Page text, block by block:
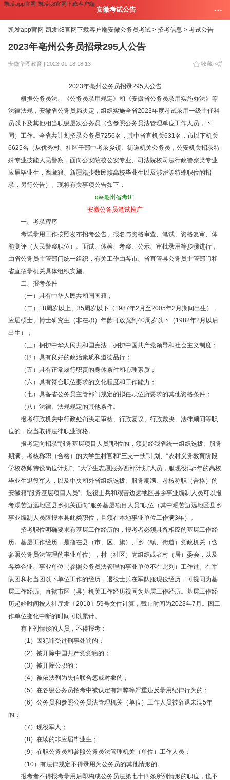
凯发app官网-凯发k8官网下载客户端
安徽考试公告
凯发app官网-凯发k8官网下载客户端安徽公务员考试 > 招考信息 > 考试公告
2023年亳州公务员招录295人公告
安徽华图教育 | 2023-01-18 18:13 收藏
2023年亳州公务员招录295人公告
根据公务员法、《公务员录用规定》和《安徽省公务员录用实施办法》等
法律法规，安徽省公务员局决定，组织实施全省2023年度考试录用一级主任科
员以下及其他相当职级层次公务员（含参照公务员法管理单位工作人员，下
同）工作。全省共计划招录公务员7256名，其中省直机关631名，市以下机关
6625名（从优秀村、社区干部中考录乡镇、街道机关公务员，公安机关招录特
殊专业技能人民警察，面向公安院校公安专业、司法院校司法行政警察类专业
应届毕业生，西藏籍、新疆籍少数民族高校毕业生以及涉密等特殊职位的招
录，另行公告）。现将有关事项公告如下：
qw亳州省考01
安徽公务员笔试推广
一、考录程序
考试录用工作按照发布招考公告、报名与资格审查、笔试、资格复审、体
能测评（人民警察职位）、面试、体检、考察、公示、审批录用等步骤进行，
由省公务员主管部门统一组织，有关工作由各市、省直管县公务员主管部门和
省直招录机关具体组织实施。
二、报考条件
（一）具有中华人民共和国国籍；
（二）18周岁以上、35周岁以下（1987年2月至2005年2月期间出生），
应届硕士、博士研究生（非在职）年龄可放宽到40周岁以下（1982年2月以后
出生）；
（三）拥护中华人民共和国宪法，拥护中国共产党领导和社会主义制度；
（四）具有良好的政治素质和道德品行；
（五）具有正常履行职责的身体条件和心理素质；
（六）具有符合职位要求的文化程度和工作能力；
（七）具备省公务员主管部门规定的拟任职位所要求的其他资格条件；
（八）法律、法规规定的其他条件。
报考行政机关中行政处罚决定审核、行政复议、行政裁决、法律顾问等职
位的，应当取得法律职业资格。
报考定向招录“服务基层项目人员”职位的，须是经我省统一组织选拔、服务
期满、考核称职（合格）的大学生村官和“三支一扶”计划、“农村义务教育阶段
学校教师特设岗位计划”、“大学生志愿服务西部计划”人员，服现役满5年的高校
毕业生退役军人，以及中央和外省组织选拔、服务期满、考核称职（合格）的
安徽籍“服务基层项目人员”。退役士兵和艰苦边远地区县乡事业编制人员可以报
考艰苦边远地区县乡机关面向“服务基层项目人员”职位（其中艰苦边远地区县乡
事业编制人员限报本县此类职位，且须在本地事业单位工作满3年）。
招考职位明确要求有基层工作经历的，报考者必须具备相应的基层工作经
历。基层工作经历，是指在县（市、区、旗）、乡（镇、街道）党政机关（含
参照公务员法管理的事业单位），村（社区）党组织或者村（居）委会，以及
各类企业、事业单位（参照公务员法管理的事业单位不在此列）工作过。在军
队团和相当团以下单位工作的经历，退役士兵在军队服现役经历，可视同为基
层工作经历。直辖市区（县）机关工作经历视同为基层工作经历。基层工作经
历起始时间按人社厅发〔2010〕59号文件计算，截止时间为2023年7月。因工
作单位变化中断的时间可以累计。
有下列情形的人员，不得报考：
（1）因犯罪受过刑事处罚的；
（2）被开除中国共产党党籍的；
（3）被开除公职的；
（4）被依法列为失信联合惩戒对象的；
（5）在各级公务员招考中被认定有舞弊等严重违反录用纪律行为的；
（6）公务员和参照公务员法管理机关（单位）工作人员被辞退未满5年
的；
（7）现役军人；
（8）在读的非应届毕业生；
（9）在职公务员和参照公务员法管理机关（单位）工作人员；
（10）有法律规定不得录用为公务员的其他情形的。
报考者不得报考录用后即构成公务员法第七十四条所列情形的职位，也不